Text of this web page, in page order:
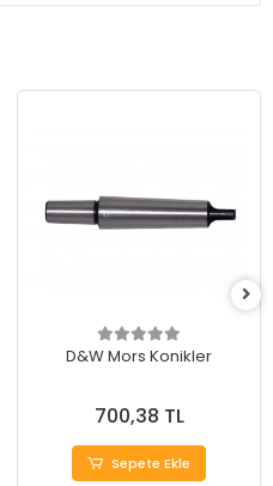
D&W Mors Konikler
700,38 TL
Sepete Ekle